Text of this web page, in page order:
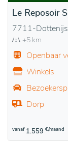
Le Reposoir
7711-Dottenijs
+5 km
Openbaar
Winkels
Dorp
vanaf 1.559 €/maand